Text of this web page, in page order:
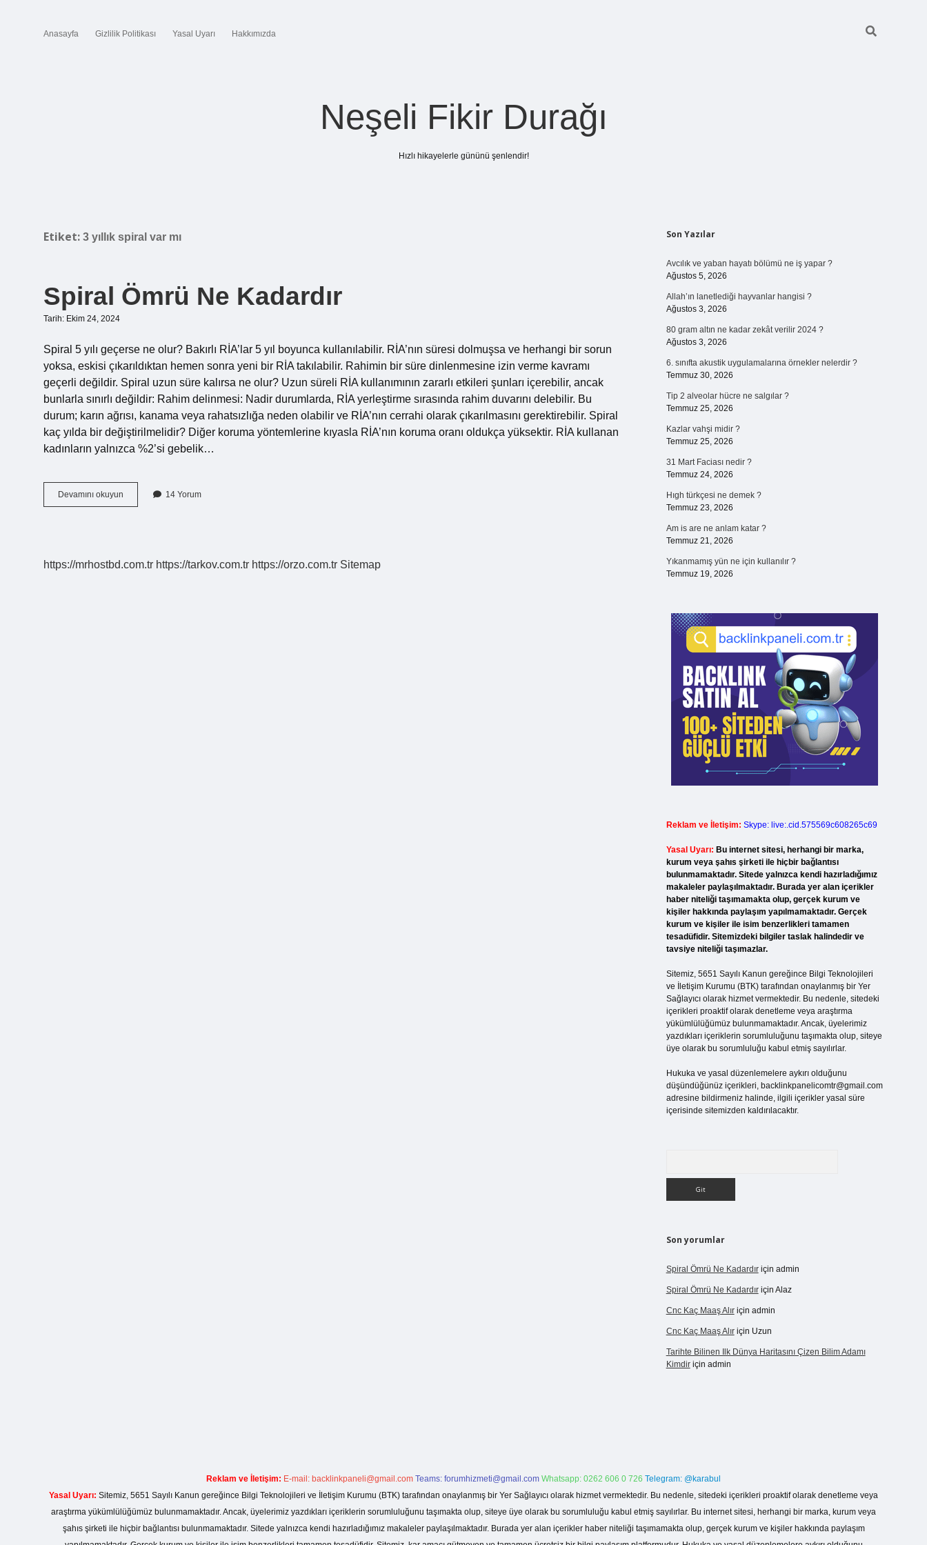
Anasayfa Gizlilik Politikası Yasal Uyarı Hakkımızda
Neşeli Fikir Durağı
Hızlı hikayelerle gününü şenlendir!
Etiket: 3 yıllık spiral var mı
Spiral Ömrü Ne Kadardır
Tarih: Ekim 24, 2024
Spiral 5 yılı geçerse ne olur? Bakırlı RİA’lar 5 yıl boyunca kullanılabilir. RİA’nın süresi dolmuşsa ve herhangi bir sorun
yoksa, eskisi çıkarıldıktan hemen sonra yeni bir RİA takılabilir. Rahimin bir süre dinlenmesine izin verme kavramı
geçerli değildir. Spiral uzun süre kalırsa ne olur? Uzun süreli RİA kullanımının zararlı etkileri şunları içerebilir, ancak
bunlarla sınırlı değildir: Rahim delinmesi: Nadir durumlarda, RİA yerleştirme sırasında rahim duvarını delebilir. Bu
durum; karın ağrısı, kanama veya rahatsızlığa neden olabilir ve RİA’nın cerrahi olarak çıkarılmasını gerektirebilir. Spiral
kaç yılda bir değiştirilmelidir? Diğer koruma yöntemlerine kıyasla RİA’nın koruma oranı oldukça yüksektir. RİA kullanan
kadınların yalnızca %2’si gebelik…
Devamını okuyun
Ömrü
14 Yorum
https://mrhostbd.com.tr https://tarkov.com.tr https://orzo.com.tr Sitemap
Sidebar
Son Yazılar
Avcılık ve yaban hayatı bölümü ne iş yapar ?
Ağustos 5, 2026
Allah’ın lanetlediği hayvanlar hangisi ?
Ağustos 3, 2026
80 gram altın ne kadar zekât verilir 2024 ?
Ağustos 3, 2026
6. sınıfta akustik uygulamalarına örnekler nelerdir ?
Temmuz 30, 2026
Tip 2 alveolar hücre ne salgılar ?
Temmuz 25, 2026
Kazlar vahşi midir ?
Temmuz 25, 2026
31 Mart Faciası nedir ?
Temmuz 24, 2026
Hıgh türkçesi ne demek ?
Temmuz 23, 2026
Am is are ne anlam katar ?
Temmuz 21, 2026
Yıkanmamış yün ne için kullanılır ?
Temmuz 19, 2026
Reklam ve İletişim: Skype: live:.cid.575569c608265c69
Yasal Uyarı: Bu internet sitesi, herhangi bir marka,
kurum veya şahıs şirketi ile hiçbir bağlantısı
bulunmamaktadır. Sitede yalnızca kendi hazırladığımız
makaleler paylaşılmaktadır. Burada yer alan içerikler
haber niteliği taşımamakta olup, gerçek kurum ve
kişiler hakkında paylaşım yapılmamaktadır. Gerçek
kurum ve kişiler ile isim benzerlikleri tamamen
tesadüfidir. Sitemizdeki bilgiler taslak halindedir ve
tavsiye niteliği taşımazlar.
Sitemiz, 5651 Sayılı Kanun gereğince Bilgi Teknolojileri
ve İletişim Kurumu (BTK) tarafından onaylanmış bir Yer
Sağlayıcı olarak hizmet vermektedir. Bu nedenle, sitedeki
içerikleri proaktif olarak denetleme veya araştırma
yükümlülüğümüz bulunmamaktadır. Ancak, üyelerimiz
yazdıkları içeriklerin sorumluluğunu taşımakta olup, siteye
üye olarak bu sorumluluğu kabul etmiş sayılırlar.
Hukuka ve yasal düzenlemelere aykırı olduğunu
düşündüğünüz içerikleri, backlinkpanelicomtr@gmail.com
adresine bildirmeniz halinde, ilgili içerikler yasal süre
içerisinde sitemizden kaldırılacaktır.
Son yorumlar
Spiral Ömrü Ne Kadardıriçin admin
Spiral Ömrü Ne Kadardıriçin Alaz
Cnc Kaç Maaş Alıriçin admin
Cnc Kaç Maaş Alıriçin Uzun
Tarihte Bilinen Ilk Dünya Haritasını Çizen Bilim Adamı
Kimdiriçin admin
Reklam ve İletişim: E-mail: backlinkpaneli@gmail.com Teams: forumhizmeti@gmail.com Whatsapp: 0262 606 0 726 Telegram: @karabul
Yasal Uyarı: Sitemiz, 5651 Sayılı Kanun gereğince Bilgi Teknolojileri ve İletişim Kurumu (BTK) tarafından onaylanmış bir Yer Sağlayıcı olarak hizmet vermektedir. Bu nedenle, sitedeki içerikleri proaktif olarak denetleme veya
araştırma yükümlülüğümüz bulunmamaktadır. Ancak, üyelerimiz yazdıkları içeriklerin sorumluluğunu taşımakta olup, siteye üye olarak bu sorumluluğu kabul etmiş sayılırlar. Bu internet sitesi, herhangi bir marka, kurum veya
şahıs şirketi ile hiçbir bağlantısı bulunmamaktadır. Sitede yalnızca kendi hazırladığımız makaleler paylaşılmaktadır. Burada yer alan içerikler haber niteliği taşımamakta olup, gerçek kurum ve kişiler hakkında paylaşım